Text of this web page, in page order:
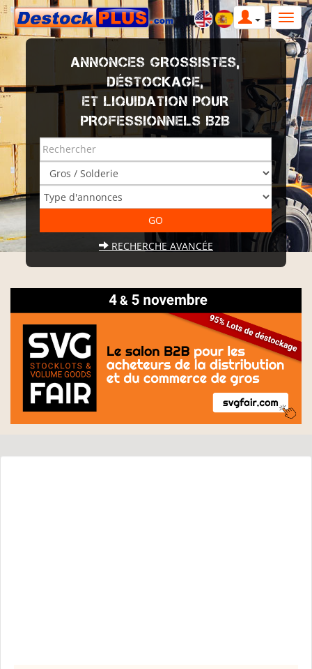
ANNONCES GROSSISTES,
DÉSTOCKAGE,
ET LIQUIDATION POUR
PROFESSIONNELS B2B
RECHERCHE AVANCÉE